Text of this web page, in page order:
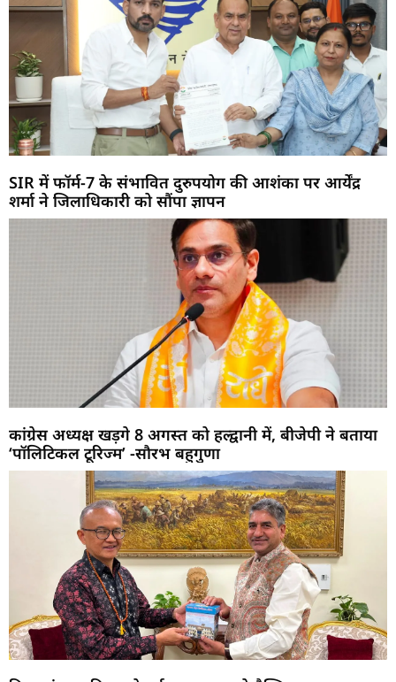
SIR में फॉर्म-7 के संभावित दुरुपयोग की आशंका पर आर्येंद्र
शर्मा ने जिलाधिकारी को सौंपा ज्ञापन
कांग्रेस अध्यक्ष खड़गे 8 अगस्त को हल्द्वानी में, बीजेपी ने बताया
‘पॉलिटिकल टूरिज्म’ -सौरभ बहुगुणा